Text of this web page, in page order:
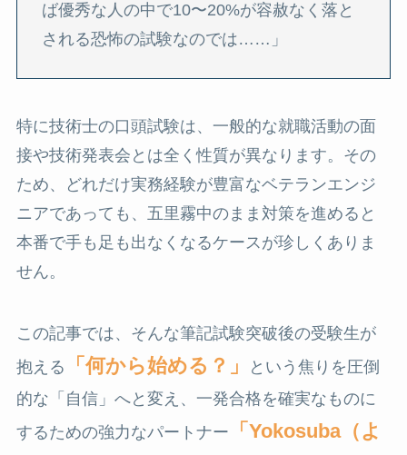
ば優秀な人の中で10〜20%が容赦なく落と
される恐怖の試験なのでは……」
特に技術士の口頭試験は、一般的な就職活動の面
接や技術発表会とは全く性質が異なります。その
ため、どれだけ実務経験が豊富なベテランエンジ
ニアであっても、五里霧中のまま対策を進めると
本番で手も足も出なくなるケースが珍しくありま
せん。
この記事では、そんな筆記試験突破後の受験生が
抱える
「何から始める？」
という焦りを圧倒
的な「自信」へと変え、一発合格を確実なものに
するための強力なパートナー
「Yokosuba（よ